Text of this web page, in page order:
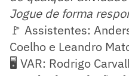
Jogue de forma
🚩 Assistentes:
Coelho e Leandro
🖥️ VAR: Rodrigo